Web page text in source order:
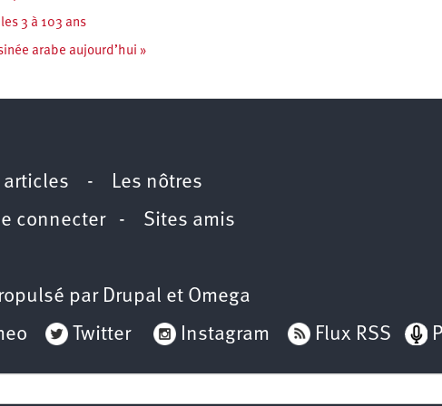
3 à 103 ans
arabe aujourd’hui »
articles - Les nôtres
connecter- Sites amis
par Drupal et Omega
Twitter Instagram Flux RSS